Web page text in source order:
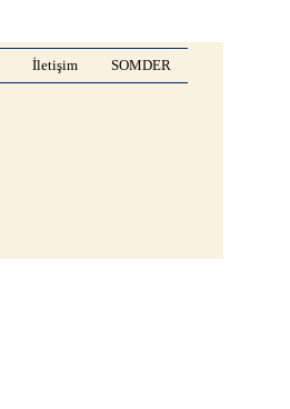
İletişim SOMDER